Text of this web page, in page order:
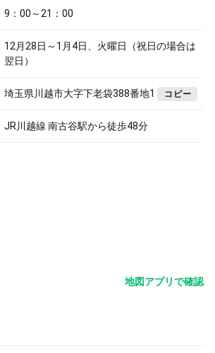
9：00～21：00
12月28日～1月4日、火曜日（祝日の場合は
翌日）
埼玉県川越市大字下老袋388番地1 コピー
JR川越線 南古谷駅から徒歩48分
地図アプリで確認